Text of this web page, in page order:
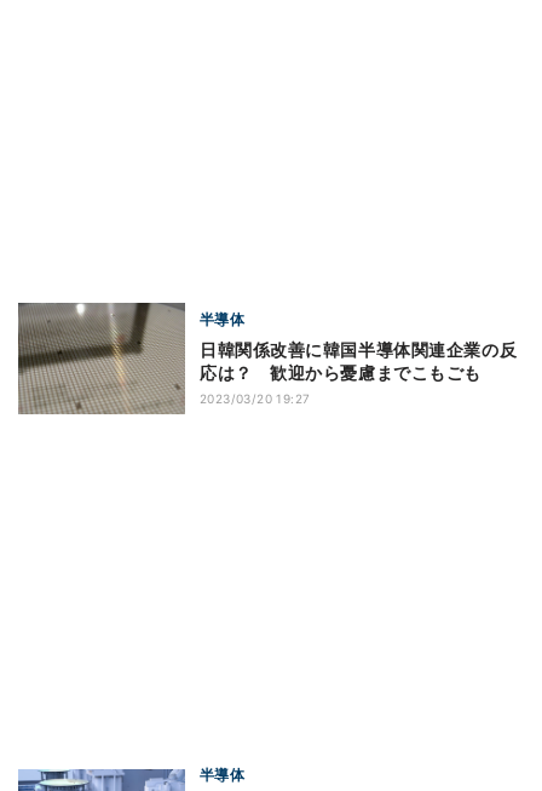
半導体
日韓関係改善に韓国半導体関連企業の反
応は？ 歓迎から憂慮までこもごも
2023/03/20 19:27
半導体